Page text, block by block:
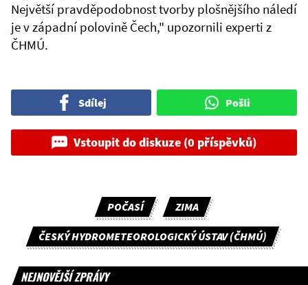
Největší pravděpodobnost tvorby plošnějšího náledí
je v západní polovině Čech," upozornili experti z
ČHMÚ.
Sdílej Pošli
Vstoupit do diskuze (0 příspěvků)
POČASÍ ZIMA
ČESKÝ HYDROMETEOROLOGICKÝ ÚSTAV (ČHMÚ)
NEJNOVĚJŠÍ ZPRÁVY